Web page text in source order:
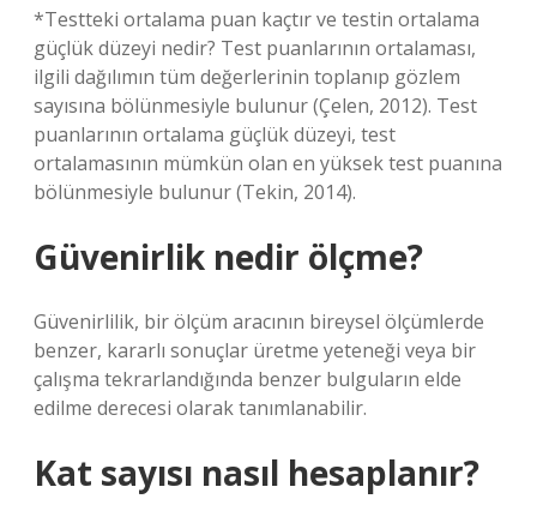
*Testteki ortalama puan kaçtır ve testin ortalama
güçlük düzeyi nedir? Test puanlarının ortalaması,
ilgili dağılımın tüm değerlerinin toplanıp gözlem
sayısına bölünmesiyle bulunur (Çelen, 2012). Test
puanlarının ortalama güçlük düzeyi, test
ortalamasının mümkün olan en yüksek test puanına
bölünmesiyle bulunur (Tekin, 2014).
Güvenirlik nedir ölçme?
Güvenirlilik, bir ölçüm aracının bireysel ölçümlerde
benzer, kararlı sonuçlar üretme yeteneği veya bir
çalışma tekrarlandığında benzer bulguların elde
edilme derecesi olarak tanımlanabilir.
Kat sayısı nasıl hesaplanır?